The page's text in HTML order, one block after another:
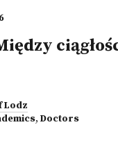
Lodz
, Doctors